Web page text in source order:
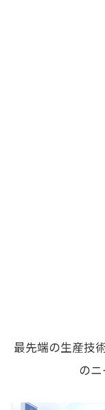
最先端の生産技
のニ